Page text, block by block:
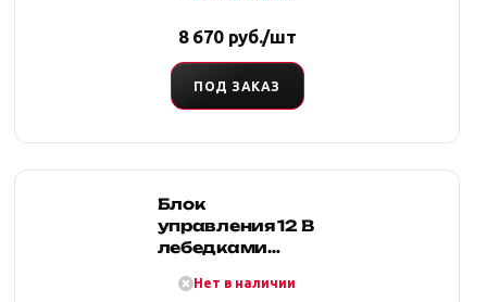
8 670 руб./шт
ПОД ЗАКАЗ
Блок
управления 12 B
лебедками
6000S / 6000L
Нет в наличии